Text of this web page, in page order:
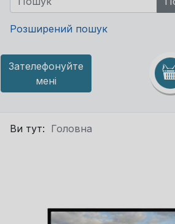
Розширений пошук
Зателефонуйте
мені
Ви тут: Головна